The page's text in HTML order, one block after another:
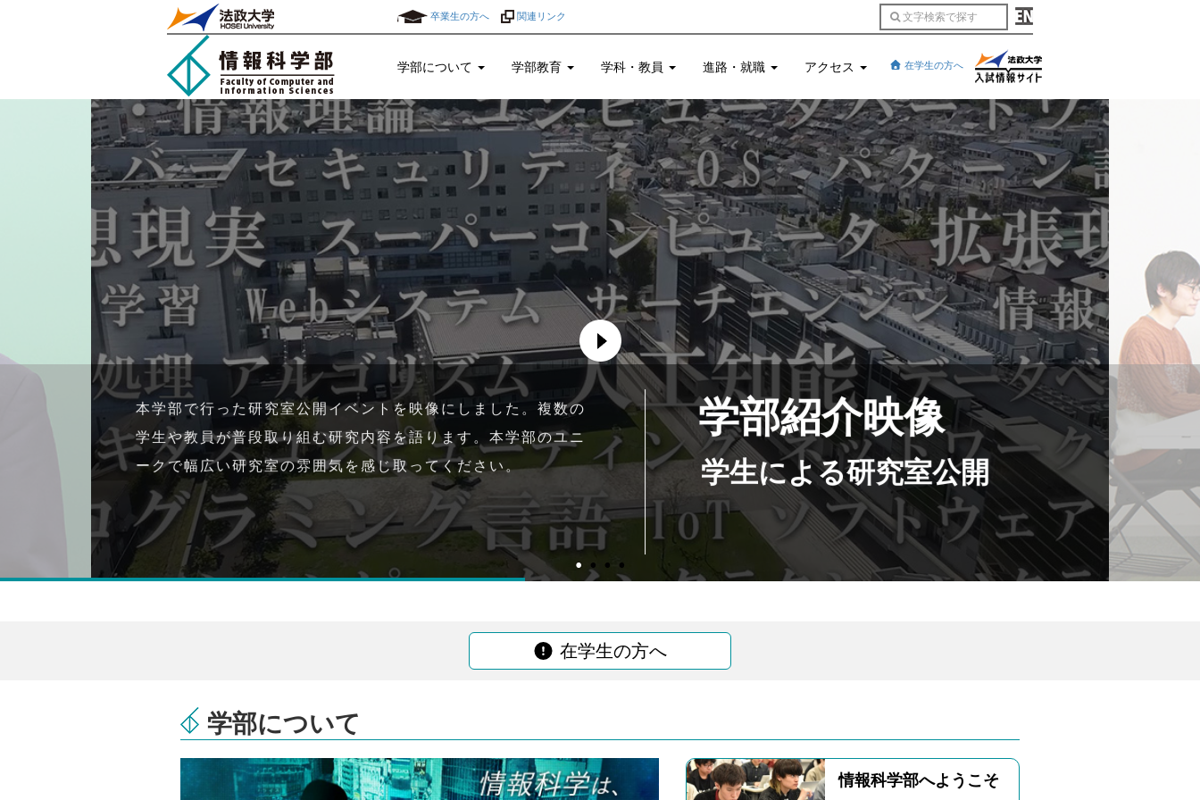
卒業生の方へ 関連リンク
学部について 学部教育 学科・教員 進路・就職 アクセス 在学生の方へ
本学部で行った研究室公開イベントを映像にしました。複数の
学生や教員が普段取り組む研究内容を語ります。本学部のユニ
ークで幅広い研究室の雰囲気を感じ取ってください。 学生による研究室公開
学部紹介映像
在学生の方へ
学部について
情報科学部へようこそ